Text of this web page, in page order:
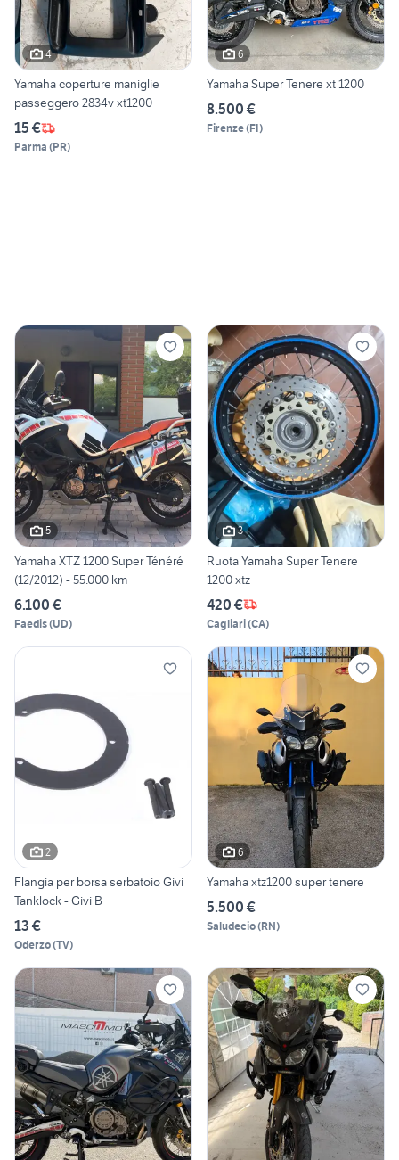
4
Yamaha coperture maniglie
passeggero 2834v xt1200
15 €
Parma (PR)
6
Yamaha Super Tenere xt 1200
8.500 €
Firenze(FI)
5
Yamaha XTZ 1200 Super Ténéré
(12/2012) - 55.000 km
6.100 €
Faedis(UD)
3
Ruota Yamaha Super Tenere
1200 xtz
420 €
Cagliari(CA)
2
Flangia per borsa serbatoio Givi
Tanklock - Givi B
13 €
Oderzo(TV)
6
Yamaha xtz1200 super tenere
5.500 €
Saludecio(RN)